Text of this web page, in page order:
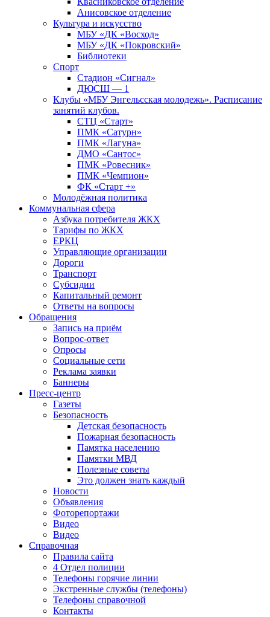
Анисовское отделение
Культура и искусство
МБУ «ДК «Восход»
МБУ «ДК «Покровский»
Библиотеки
Спорт
Стадион «Сигнал»
ДЮСШ — 1
Клубы «МБУ Энгельсская молодежь». Расписание
занятий клубов.
СТЦ «Старт»
ПМК «Сатурн»
ПМК «Лагуна»
ДМО «Сантос»
ПМК «Ровесник»
ПМК «Чемпион»
ФК «Старт +»
Молодёжная политика
Коммунальная сфера
Азбука потребителя ЖКХ
Тарифы по ЖКХ
ЕРКЦ
Управляющие организации
Дороги
Транспорт
Субсидии
Капитальный ремонт
Ответы на вопросы
Обращения
Запись на приём
Вопрос-ответ
Опросы
Социальные сети
Реклама заявки
Баннеры
Пресс-центр
Газеты
Безопасность
Детская безопасность
Пожарная безопасность
Памятка населению
Памятки МВД
Полезные советы
Это должен знать каждый
Новости
Объявления
Фоторепортажи
Видео
Видео
Справочная
Правила сайта
4 Отдел полиции
Телефоны горячие линии
Экстренные службы (телефоны)
Телефоны справочной
Контакты